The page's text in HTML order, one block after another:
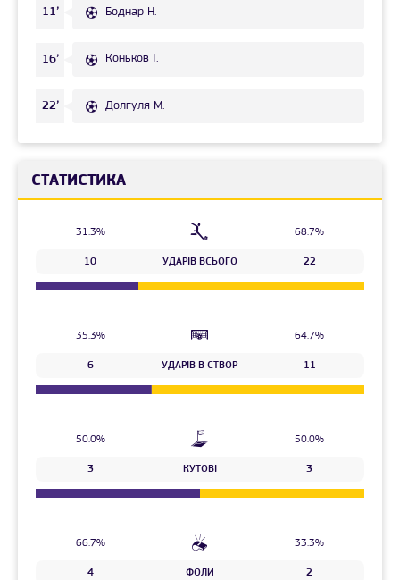
11’ Боднар Н.
16’ Коньков І.
22’ Долгуля М.
СТАТИСТИКА
31.3% 68.7%
10 УДАРІВ ВСЬОГО 22
35.3% 64.7%
6 УДАРІВ В СТВОР 11
50.0% 50.0%
3 КУТОВІ 3
66.7% 33.3%
4 ФОЛИ 2